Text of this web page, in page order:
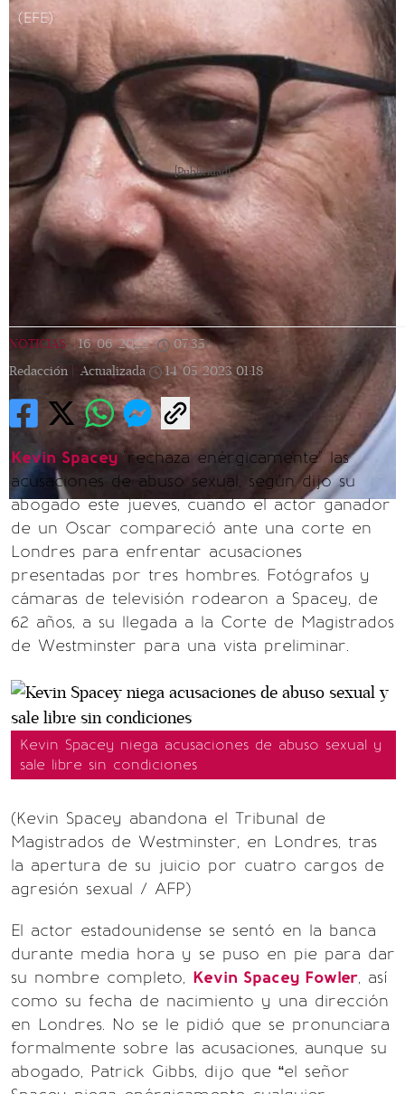
(EFE)
[Publicidad]
NOTICIAS | 16/06/2022 | 07:35 |
Redacción |
Actualizada 14/05/2023 01:18
Kevin Spacey"rechaza enérgicamente" las
acusaciones de abuso sexual, según dijo su
abogado este jueves, cuando el actor ganador
de un Oscar compareció ante una corte en
Londres para enfrentar acusaciones
presentadas por tres hombres. Fotógrafos y
cámaras de televisión rodearon a Spacey, de
62 años, a su llegada a la Corte de Magistrados
de Westminster para una vista preliminar.
Kevin Spacey niega acusaciones de abuso sexual y
sale libre sin condiciones
(Kevin Spacey abandona el Tribunal de
Magistrados de Westminster, en Londres, tras
la apertura de su juicio por cuatro cargos de
agresión sexual / AFP)
El actor estadounidense se sentó en la banca
durante media hora y se puso en pie para dar
su nombre completo, Kevin Spacey Fowler, así
como su fecha de nacimiento y una dirección
en Londres. No se le pidió que se pronunciara
formalmente sobre las acusaciones, aunque su
abogado, Patrick Gibbs, dijo que “el señor